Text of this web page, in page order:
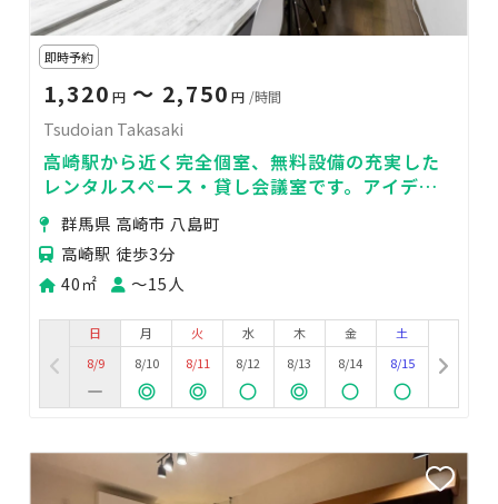
即時予約
1,320 円 〜 2,750 円 /時間
Tsudoian Takasaki
高崎駅から近く完全個室、無料設備の充実した
レンタルスペース・貸し会議室です。アイディ
アを創造するスペースとしてご利用ください。
群馬県 高崎市 八島町
高崎駅 徒歩3分
40㎡
〜15人
日
8/9
月
8/10
火
8/11
水
8/12
木
8/13
金
8/14
土
8/15